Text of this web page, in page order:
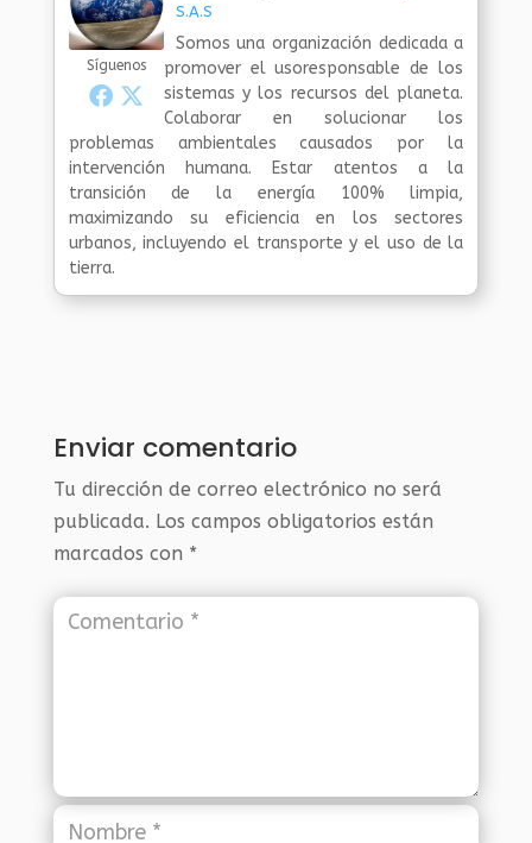
Síguenos
S.A.S
Somos una organización dedicada a
promover el usoresponsable de los
sistemas y los recursos del planeta.
Colaborar en solucionar los
problemas ambientales causados por la
intervención humana. Estar atentos a la
transición de la energía 100% limpia,
maximizando su eficiencia en los sectores
urbanos, incluyendo el transporte y el uso de la
tierra.
Enviar comentario
Tu dirección de correo electrónico no será
publicada. Los campos obligatorios están
marcados con *